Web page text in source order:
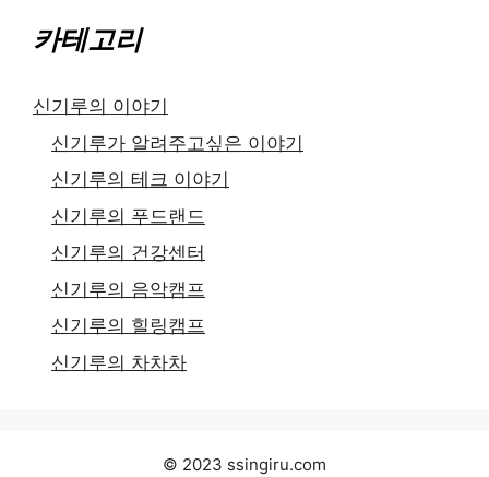
카테고리
신기루의 이야기
신기루가 알려주고싶은 이야기
신기루의 테크 이야기
신기루의 푸드랜드
신기루의 건강센터
신기루의 음악캠프
신기루의 힐링캠프
신기루의 차차차
© 2023 ssingiru.com